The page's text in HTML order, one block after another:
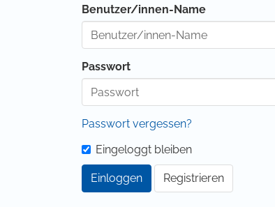
Benutzer/innen-Name
Passwort
Passwort vergessen?
Eingeloggt bleiben
Einloggen Registrieren